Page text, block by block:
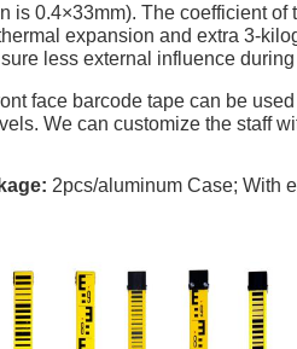
0.4×33mm). The coefficient of
expansion and extra 3-
less external influence during
face barcode tape can be
We can customize the staff
2pcs/aluminum Case; With